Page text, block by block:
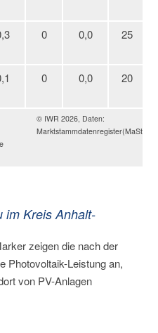
0 0,0 25
0 0,0 20
© IWR 2026, Daten:
Marktstammdatenregister(MaStR),
im Kreis Anhalt-
zeigen die nach der
Photovoltaik-Leistung an,
von PV-Anlagen